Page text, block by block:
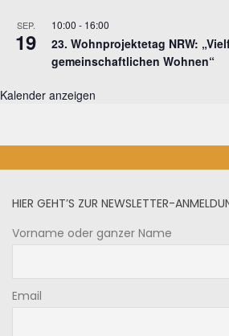
SEP.
19
10:00 - 16:00
23. Wohnprojektetag NRW:
gemeinschaftlichen Wohnen“
Kalender anzeigen
HIER GEHT’S ZUR NEWSLETTER-
Vorname oder ganzer Name
Email